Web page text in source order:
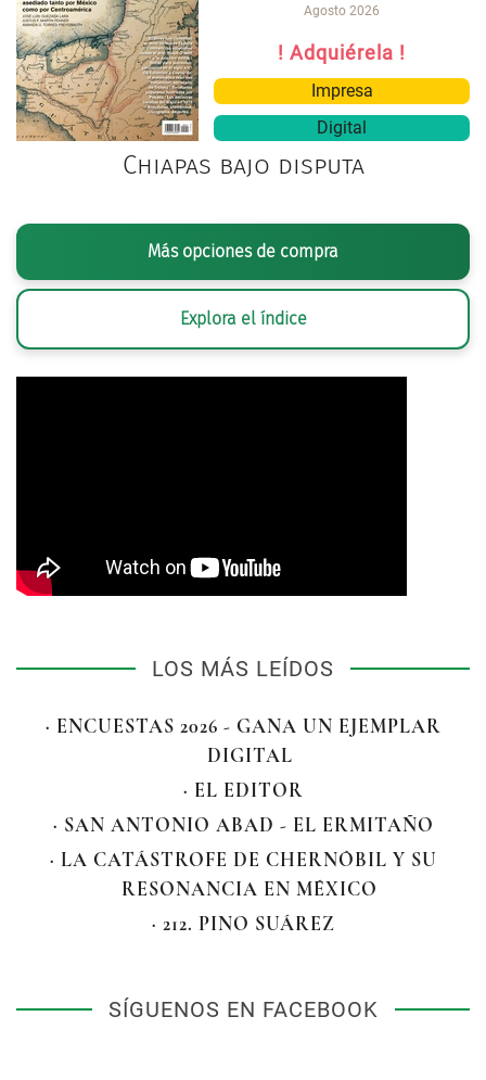
Agosto 2026
! Adquiérela !
Impresa
Digital
Chiapas bajo disputa
Más opciones de compra
Explora el índice
LOS MÁS LEÍDOS
· ENCUESTAS 2026 - GANA UN EJEMPLAR
DIGITAL
· EL EDITOR
· SAN ANTONIO ABAD - EL ERMITAÑO
· LA CATÁSTROFE DE CHERNÓBIL Y SU
RESONANCIA EN MÉXICO
· 212. PINO SUÁREZ
SÍGUENOS EN FACEBOOK